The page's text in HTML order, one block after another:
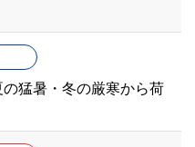
の猛暑・冬の厳寒から荷